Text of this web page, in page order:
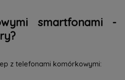
smartfonami -
z telefonami komórkowymi: